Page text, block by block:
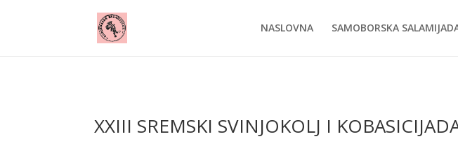
NASLOVNA SAMOBORSKA
XXIII SREMSKI SVINJOKOLJ I